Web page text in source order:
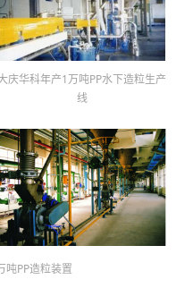
庆华科年产1万吨PP水下造粒生产
线
吨PP造粒装置